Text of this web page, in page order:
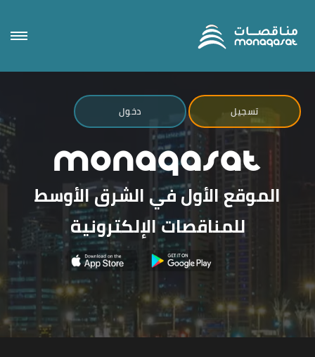
× تسجيل دخول
MONAQASAT
الموقع الأول في الشرق الأوسط
للمناقصات الإلكترونية